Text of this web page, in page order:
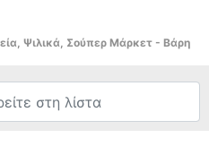
Ψιλικά, Σούπερ Μάρκετ - Βάρη